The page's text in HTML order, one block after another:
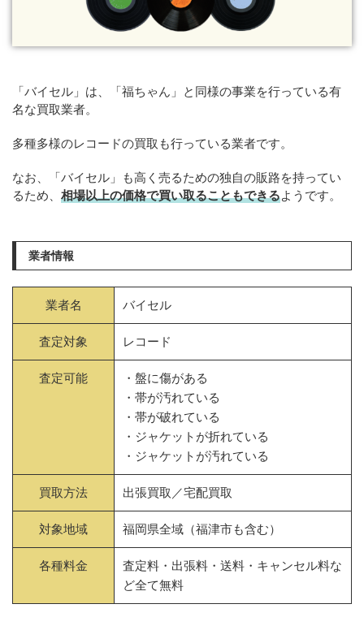
「バイセル」は、「福ちゃん」と同様の事業を行っている有
名な買取業者。
多種多様のレコードの買取も行っている業者です。
なお、「バイセル」も高く売るための独自の販路を持ってい
るため、 相場以上の価格で買い取ることもできるようです。
業者情報
業者名 バイセル
査定対象 レコード
査定可能
・盤に傷がある
・帯が汚れている
・帯が破れている
・ジャケットが折れている
・ジャケットが汚れている
買取方法 出張買取／宅配買取
対象地域 福岡県全域（福津市も含む）
各種料金
査定料・出張料・送料・キャンセル料な
ど全て無料